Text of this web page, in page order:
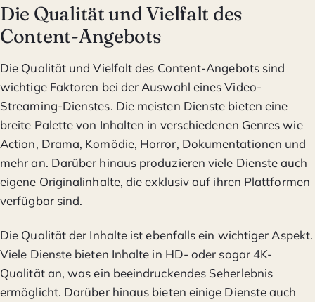
Die Qualität und Vielfalt des
Content-Angebots
Die Qualität und Vielfalt des Content-Angebots sind
wichtige Faktoren bei der Auswahl eines Video-
Streaming-Dienstes. Die meisten Dienste bieten eine
breite Palette von Inhalten in verschiedenen Genres wie
Action, Drama, Komödie, Horror, Dokumentationen und
mehr an. Darüber hinaus produzieren viele Dienste auch
eigene Originalinhalte, die exklusiv auf ihren Plattformen
verfügbar sind.
Die Qualität der Inhalte ist ebenfalls ein wichtiger Aspekt.
Viele Dienste bieten Inhalte in HD- oder sogar 4K-
Qualität an, was ein beeindruckendes Seherlebnis
ermöglicht. Darüber hinaus bieten einige Dienste auch